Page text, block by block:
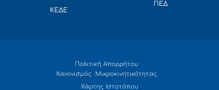
ΚΕΔΕ
ΠΕΔ
Πολιτική Απορρήτου
Κανονισμός Μικροκινητικότητας
Χάρτης Ιστοτόπου